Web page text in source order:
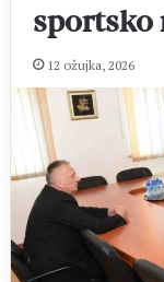
sportsko
12 ožujka, 2026